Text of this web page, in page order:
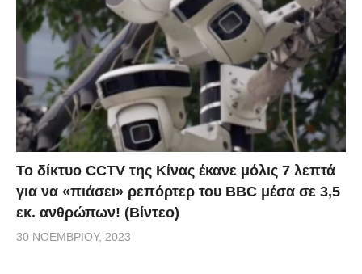
Το δίκτυο CCTV της Κίνας έκανε μόλις 7 λεπτά
για να «πιάσει» ρεπόρτερ του BBC μέσα σε 3,5
εκ. ανθρώπων! (Βίντεο)
30 ΝΟΕΜΒΡΊΟΥ, 2023